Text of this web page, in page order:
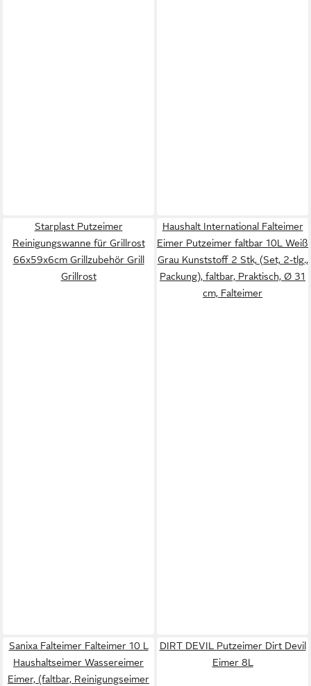
Starplast Putzeimer
Reinigungswanne für Grillrost
66x59x6cm Grillzubehör Grill
Grillrost
Haushalt International Falteimer
Eimer Putzeimer faltbar 10L Weiß
Grau Kunststoff 2 Stk, (Set, 2-tlg.,
Packung), faltbar, Praktisch, Ø 31
cm, Falteimer
Sanixa Falteimer Falteimer 10 L
Haushaltseimer Wassereimer
Eimer, (faltbar, Reinigungseimer
DIRT DEVIL Putzeimer Dirt Devil
Eimer 8L